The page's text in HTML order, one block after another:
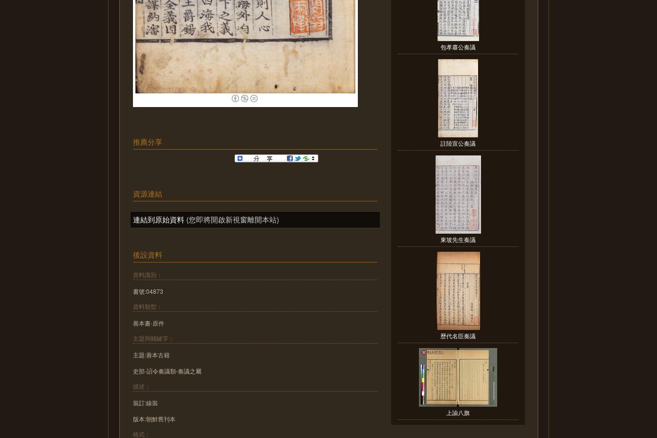
推薦分享
資源連結
連結到原始資料 (您即將開啟新視窗離開本站)
後設資料
資料識別：
書號:04873
資料類型：
善本書-原件
主題與關鍵字：
主題:善本古籍
史部-詔令奏議類-奏議之屬
描述：
裝訂:線裝
版本:朝鮮舊刊本
格式：
包孝肅公奏議
註陸宣公奏議
東坡先生奏議
歷代名臣奏議
上諭八旗